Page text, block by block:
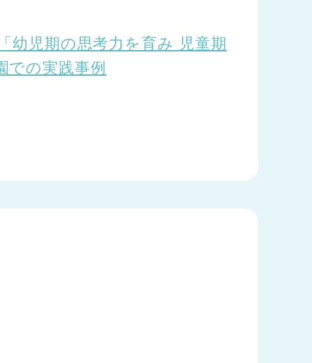
児期の思考力を育み 児童期
での実践事例